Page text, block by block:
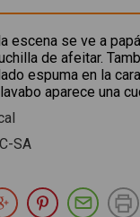
escena se ve a
de afeitar.
espuma en la
aparece una
SA
en Facebook
Compartir en Twitter
Compartir en